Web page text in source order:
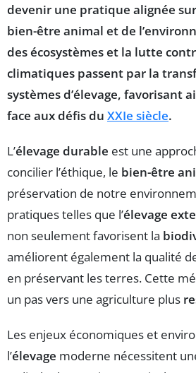
devenir une pratique alignée
bien-être animal et de
des écosystèmes et la lutte
climatiques passent par la
systèmes d’élevage, favorisant
face aux défis du XXIe siècle.
L’élevage durable est une
concilier l’éthique, le bien-être
préservation de notre
pratiques telles que l’élevage
non seulement favorisent la
améliorent également la qualité
en préservant les terres. Cette
un pas vers une agriculture plus
Les enjeux économiques et
l’élevage moderne nécessitent